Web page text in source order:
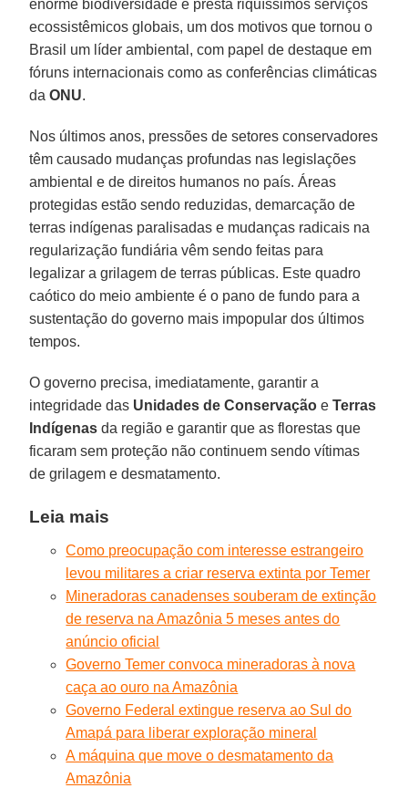
enorme biodiversidade e presta riquíssimos serviços
ecossistêmicos globais, um dos motivos que tornou o
Brasil um líder ambiental, com papel de destaque em
fóruns internacionais como as conferências climáticas
daONU.
Nos últimos anos, pressões de setores conservadores
têm causado mudanças profundas nas legislações
ambiental e de direitos humanos no país. Áreas
protegidas estão sendo reduzidas, demarcação de
terras indígenas paralisadas e mudanças radicais na
regularização fundiária vêm sendo feitas para
legalizar a grilagem de terras públicas. Este quadro
caótico do meio ambiente é o pano de fundo para a
sustentação do governo mais impopular dos últimos
tempos.
O governo precisa, imediatamente, garantir a
integridade das Unidades de Conservação e Terras
Indígenas da região e garantir que as florestas que
ficaram sem proteção não continuem sendo vítimas
de grilagem e desmatamento.
Leia mais
Como preocupação com interesse estrangeiro
levou militares a criar reserva extinta por Temer
Mineradoras canadenses souberam de extinção
de reserva na Amazônia 5 meses antes do
anúncio oficial
Governo Temer convoca mineradoras à nova
caça ao ouro na Amazônia
Governo Federal extingue reserva ao Sul do
Amapá para liberar exploração mineral
A máquina que move o desmatamento da
Amazônia